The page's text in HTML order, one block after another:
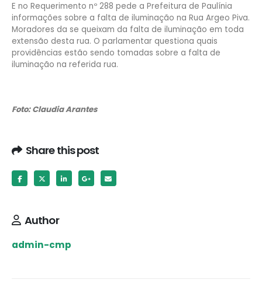
E no Requerimento nº 288 pede a Prefeitura de Paulínia
informações sobre a falta de iluminação na Rua Argeo Piva.
Moradores da se queixam da falta de iluminação em toda
extensão desta rua. O parlamentar questiona quais
providências estão sendo tomadas sobre a falta de
iluminação na referida rua.
Foto: Claudia Arantes
Share this post
Author
admin-cmp